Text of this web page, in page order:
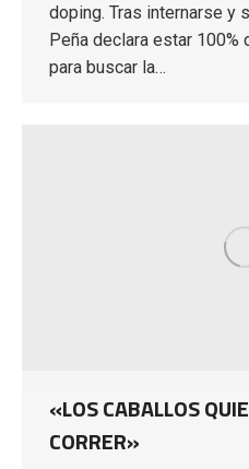
doping. Tras internarse y
Peña declara estar 100%
para buscar la…
«LOS CABALLOS
CORRER»